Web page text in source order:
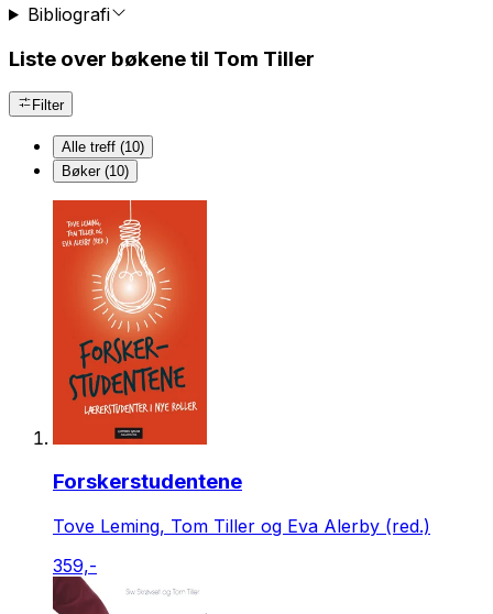
Bibliografi
Liste over bøkene til Tom Tiller
Filter
Alle treff (10)
Bøker (10)
Forskerstudentene
Tove Leming, Tom Tiller og Eva Alerby (red.)
359,-